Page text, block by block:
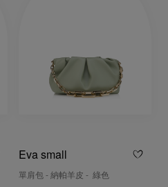
Eva small
單肩包 - 納帕羊皮 - 綠色